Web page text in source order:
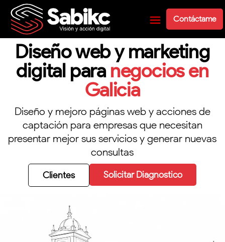
Contáctame
Diseño web y marketing
digital paranegocios en
Galicia
Diseño y mejoro páginas web y acciones de
captación para empresas que necesitan
presentar mejor sus servicios y generar nuevas
consultas
Clientes Solicitar Diagnostico